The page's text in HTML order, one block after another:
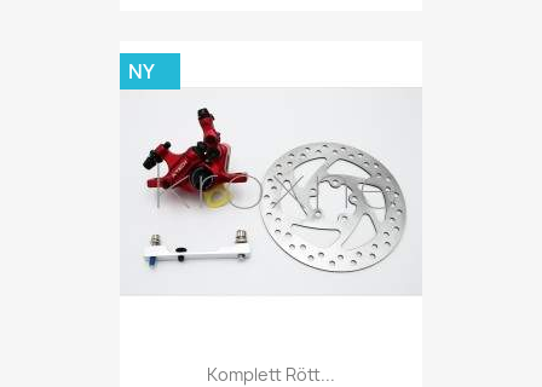
Komplett Rött...
NY